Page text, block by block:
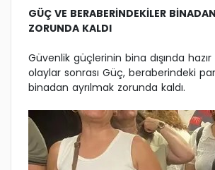
GÜÇ VE BERABERİNDEKİLER
ZORUNDA KALDI
Güvenlik güçlerinin bina dışında
olaylar sonrası Güç, beraberindeki
binadan ayrılmak zorunda kaldı.